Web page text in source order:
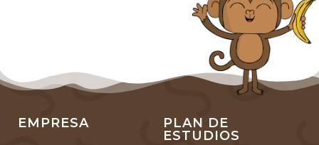
EMPRESA
PLAN DE
ESTUDIOS